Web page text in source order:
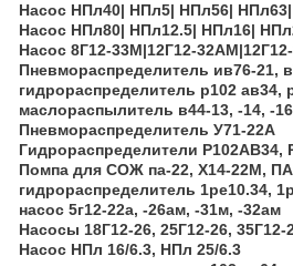
Насос НПл40| НПл5| НПл56|
Насос НПл80| НПл12.5| НПл16|
Насос 8Г12-33М|12Г12-
Пневмораспределитель ив76-21,
гидрораспределитель р102 ав34,
маслораспылитель в44-13, -14, -
Пневмораспределитель У71-22А
Гидрораспределители Р102АВ34,
Помпа для СОЖ па-22, Х14-22М,
гидрораспределитель 1ре10.34,
насос 5г12-22а, -26ам, -31м, -32ам
Насосы 18Г12-26, 25Г12-26, 35Г12-
Насос НПл 16/6.3, НПл 25/6.3